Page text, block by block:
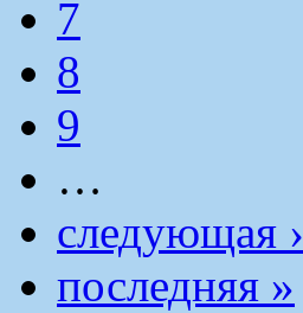
7
8
9
…
следующая ›
последняя »